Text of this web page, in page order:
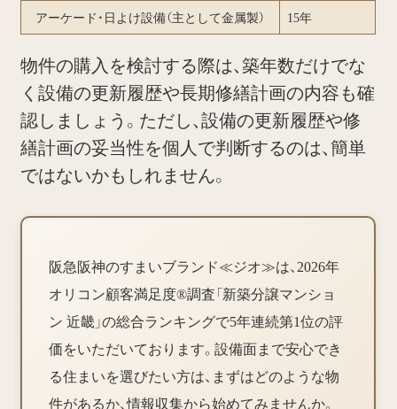
アーケード・日よけ設備（主として金属製） 15年
物件の購入を検討する際は、築年数だけでな
く設備の更新履歴や長期修繕計画の内容も確
認しましょう。ただし、設備の更新履歴や修
繕計画の妥当性を個人で判断するのは、簡単
ではないかもしれません。
阪急阪神のすまいブランド≪ジオ≫は、2026年
オリコン顧客満足度®調査「新築分譲マンショ
ン 近畿」の総合ランキングで5年連続第1位の評
価をいただいております。設備面まで安心でき
る住まいを選びたい方は、まずはどのような物
件があるか、情報収集から始めてみませんか。